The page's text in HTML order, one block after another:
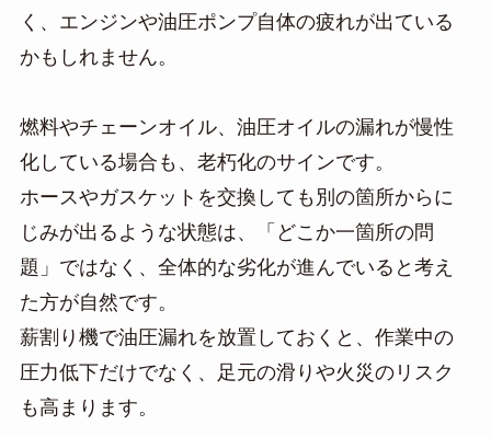
く、エンジンや油圧ポンプ自体の疲れが出ている
かもしれません。
燃料やチェーンオイル、油圧オイルの漏れが慢性
化している場合も、老朽化のサインです。
ホースやガスケットを交換しても別の箇所からに
じみが出るような状態は、「どこか一箇所の問
題」ではなく、全体的な劣化が進んでいると考え
た方が自然です。
薪割り機で油圧漏れを放置しておくと、作業中の
圧力低下だけでなく、足元の滑りや火災のリスク
も高まります。